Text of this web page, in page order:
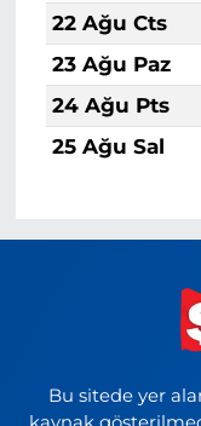
22 Ağu Cts
23 Ağu Paz
24 Ağu Pts
25 Ağu Sal
Bu sitede yer